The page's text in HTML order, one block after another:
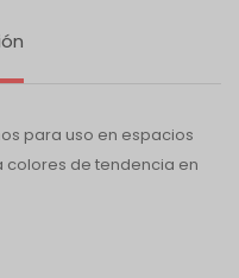
para uso en espacios
colores de tendencia en